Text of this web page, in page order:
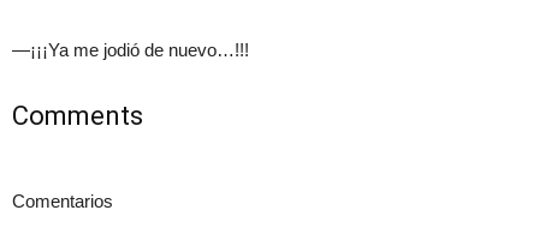
—¡¡¡Ya me jodió de nuevo…!!!
Comments
Comentarios